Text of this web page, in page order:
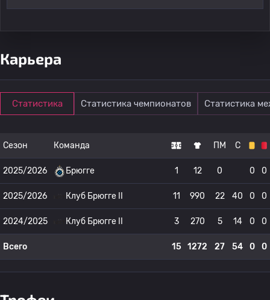
Карьера
Статистика Статистика чемпионатов Статистика
Сезон Команда ПМ С
2025/2026 Брюгге 1 12 0 0 0
2025/2026 Клуб Брюгге II 11 990 22 40 0 0
2024/2025 Клуб Брюгге II 3 270 5 14 0 0
Всего 15 1272 27 54 0 0